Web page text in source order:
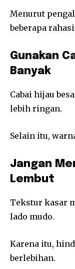
Menurut
beberapa
Gunakan
Banyak
Cabai hijau
lebih ringan.
Selain itu,
Jangan
Lembut
Tekstur kasar
lado mudo.
Karena itu,
berlebihan.